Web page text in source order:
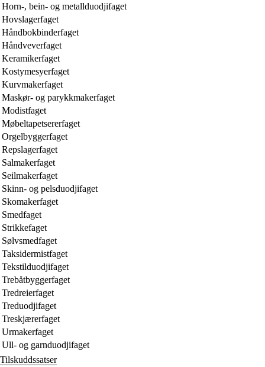
Horn-, bein- og metallduodjifaget
Hovslagerfaget
Håndbokbinderfaget
Håndveverfaget
Keramikerfaget
Kostymesyerfaget
Kurvmakerfaget
Maskør- og parykkmakerfaget
Modistfaget
Møbeltapetsererfaget
Orgelbyggerfaget
Repslagerfaget
Salmakerfaget
Seilmakerfaget
Skinn- og pelsduodjifaget
Skomakerfaget
Smedfaget
Strikkefaget
Sølvsmedfaget
Taksidermistfaget
Tekstilduodjifaget
Trebåtbyggerfaget
Tredreierfaget
Treduodjifaget
Treskjærerfaget
Urmakerfaget
Ull- og garnduodjifaget
Tilskuddssatser